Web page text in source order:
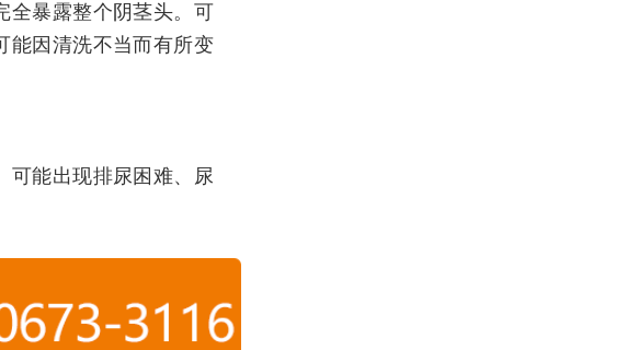
暴露整个阴茎头。可
能因清洗不当而有所变
能出现排尿困难、尿